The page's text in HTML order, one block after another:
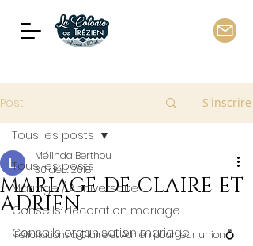
Post S'inscrire
Tous les posts
Mariage / Anniversaire
Conseils décoration mariage
Conseils organisation mariage
Tous les posts
MARIAGE DE CLAIRE ET
ADRIEN
Mélinda Berthou
30 déc. 2018
Félicitations à Claire et Adrien pour leur union💍!